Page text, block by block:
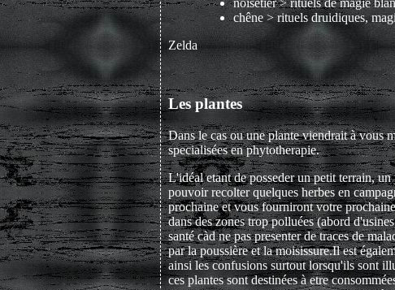
chêne > rituels druidiques,
Zelda
Les plantes
Dans le cas ou une plante viendrait à vous
specialisées en phytotherapie.
L'idéal etant de posseder un petit terrain,
pouvoir recolter quelques herbes en
prochaine et vous fourniront votre
dans des zones trop polluées (abord
santé càd ne pas presenter de traces de
par la poussière et la moisissure.Il est
ainsi les confusions surtout lorsqu'ils sont
ces plantes sont destinées à etre